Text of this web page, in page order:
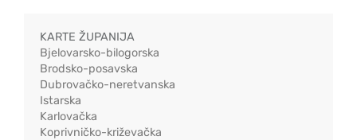
KARTE ŽUPANIJA
Bjelovarsko-bilogorska
Brodsko-posavska
Dubrovačko-neretvanska
Istarska
Karlovačka
Koprivničko-križevačka